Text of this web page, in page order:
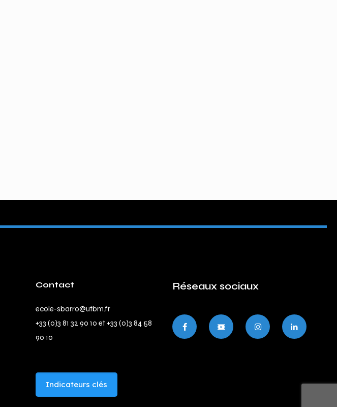
Contact
ecole-sbarro@utbm.fr
+33 (0)3 81 32 90 10 et +33 (0)3 84 58
90 10
Indicateurs clés
Réseaux sociaux